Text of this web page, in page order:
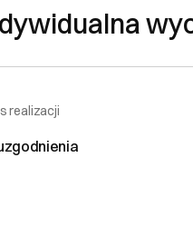
realizacji